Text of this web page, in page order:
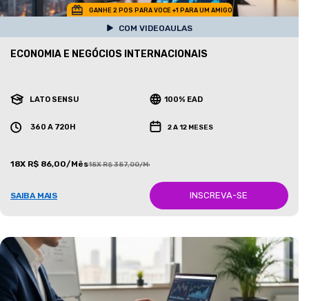
GANHE 2 POS PARA VOCE +1 PARA UM AMIGO
COM VIDEOAULAS
ECONOMIA E NEGÓCIOS INTERNACIONAIS
LATO SENSU 100% EAD
360 A 720H 2 A 12 MESES
18X R$ 86,00/Mês18X R$ 387,00/Mês
SAIBA MAIS INSCREVA-SE